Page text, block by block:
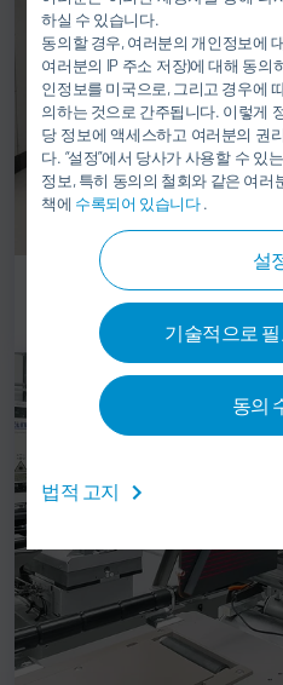
하실 수 있습니다.
동의할 경우, 여러분의 개인정보에
여러분의 IP 주소 저장)에 대해 동의
인정보를 미국으로, 그리고 경우에
의하는 것으로 간주됩니다. 이렇게
당 정보에 액세스하고 여러분의 권
다. “설정”에서 당사가 사용할 수 있
정보, 특히 동의의 철회와 같은 여러
책에 수록되어 있습니다.
설
기술적으로
동의
법적 고지
제품 테스트 서비스